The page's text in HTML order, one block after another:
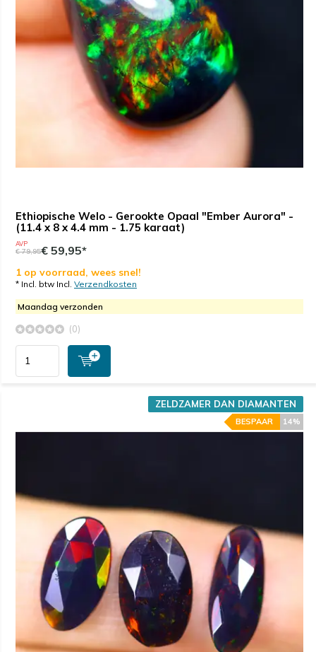
Ethiopische Welo - Gerookte Opaal "Ember Aurora" -
(11.4 x 8 x 4.4 mm - 1.75 karaat)
AVP
€ 79,95€ 59,95*
1 op voorraad, wees snel!
* Incl. btw Incl. Verzendkosten
Maandag verzonden
(0)
ZELDZAMER DAN DIAMANTEN
14%
BESPAAR